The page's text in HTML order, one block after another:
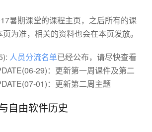
暑期课堂的课程主页，之后所有的课
为准，相关的资料也会在本页发放。
人员分流名单已经公布，请尽快查看
29)：更新第一周课件及第二
01)：更新第二周主题
自由软件历史